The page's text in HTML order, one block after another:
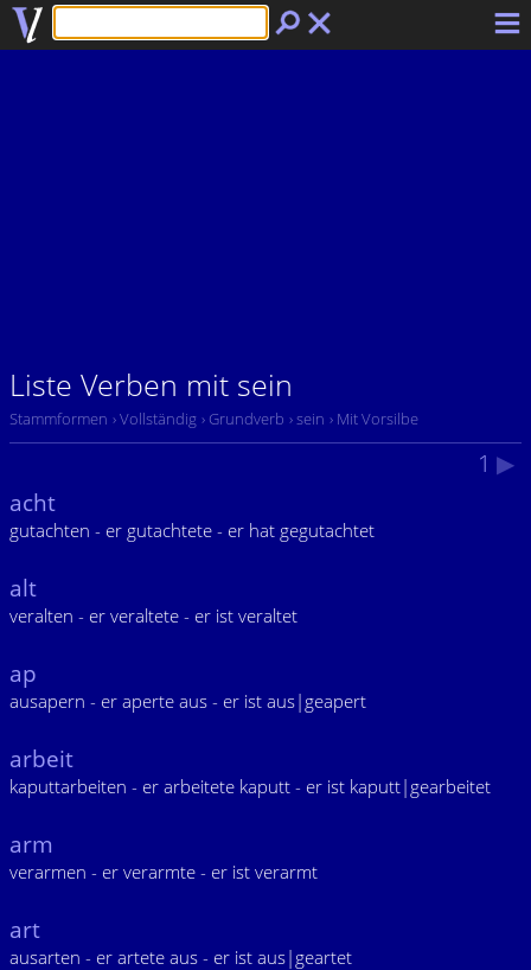
Liste Verben mit sein
Stammformen › Vollständig › Grundverb › sein › Mit Vorsilbe
1 ▶
acht
gutachten - er gutachtete - er hat gegutachtet
alt
veralten - er veraltete - er ist veraltet
ap
ausapern - er aperte aus - er ist aus|geapert
arbeit
kaputtarbeiten - er arbeitete kaputt - er ist kaputt|gearbeitet
arm
verarmen - er verarmte - er ist verarmt
art
ausarten - er artete aus - er ist aus|geartet